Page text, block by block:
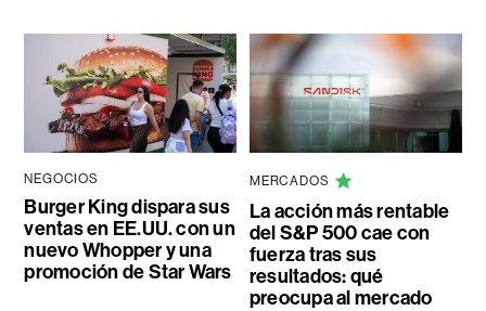
NEGOCIOS
Burger King dispara sus
ventas en EE.UU. con un
nuevo Whopper y una
promoción de Star Wars
MERCADOS
La acción más rentable
del S&P 500 cae con
fuerza tras sus
resultados: qué
preocupa al mercado